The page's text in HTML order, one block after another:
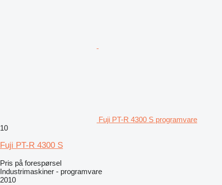
Fuji PT-R 4300 S programvare
10
Fuji PT-R 4300 S
Pris på forespørsel
Industrimaskiner - programvare
2010